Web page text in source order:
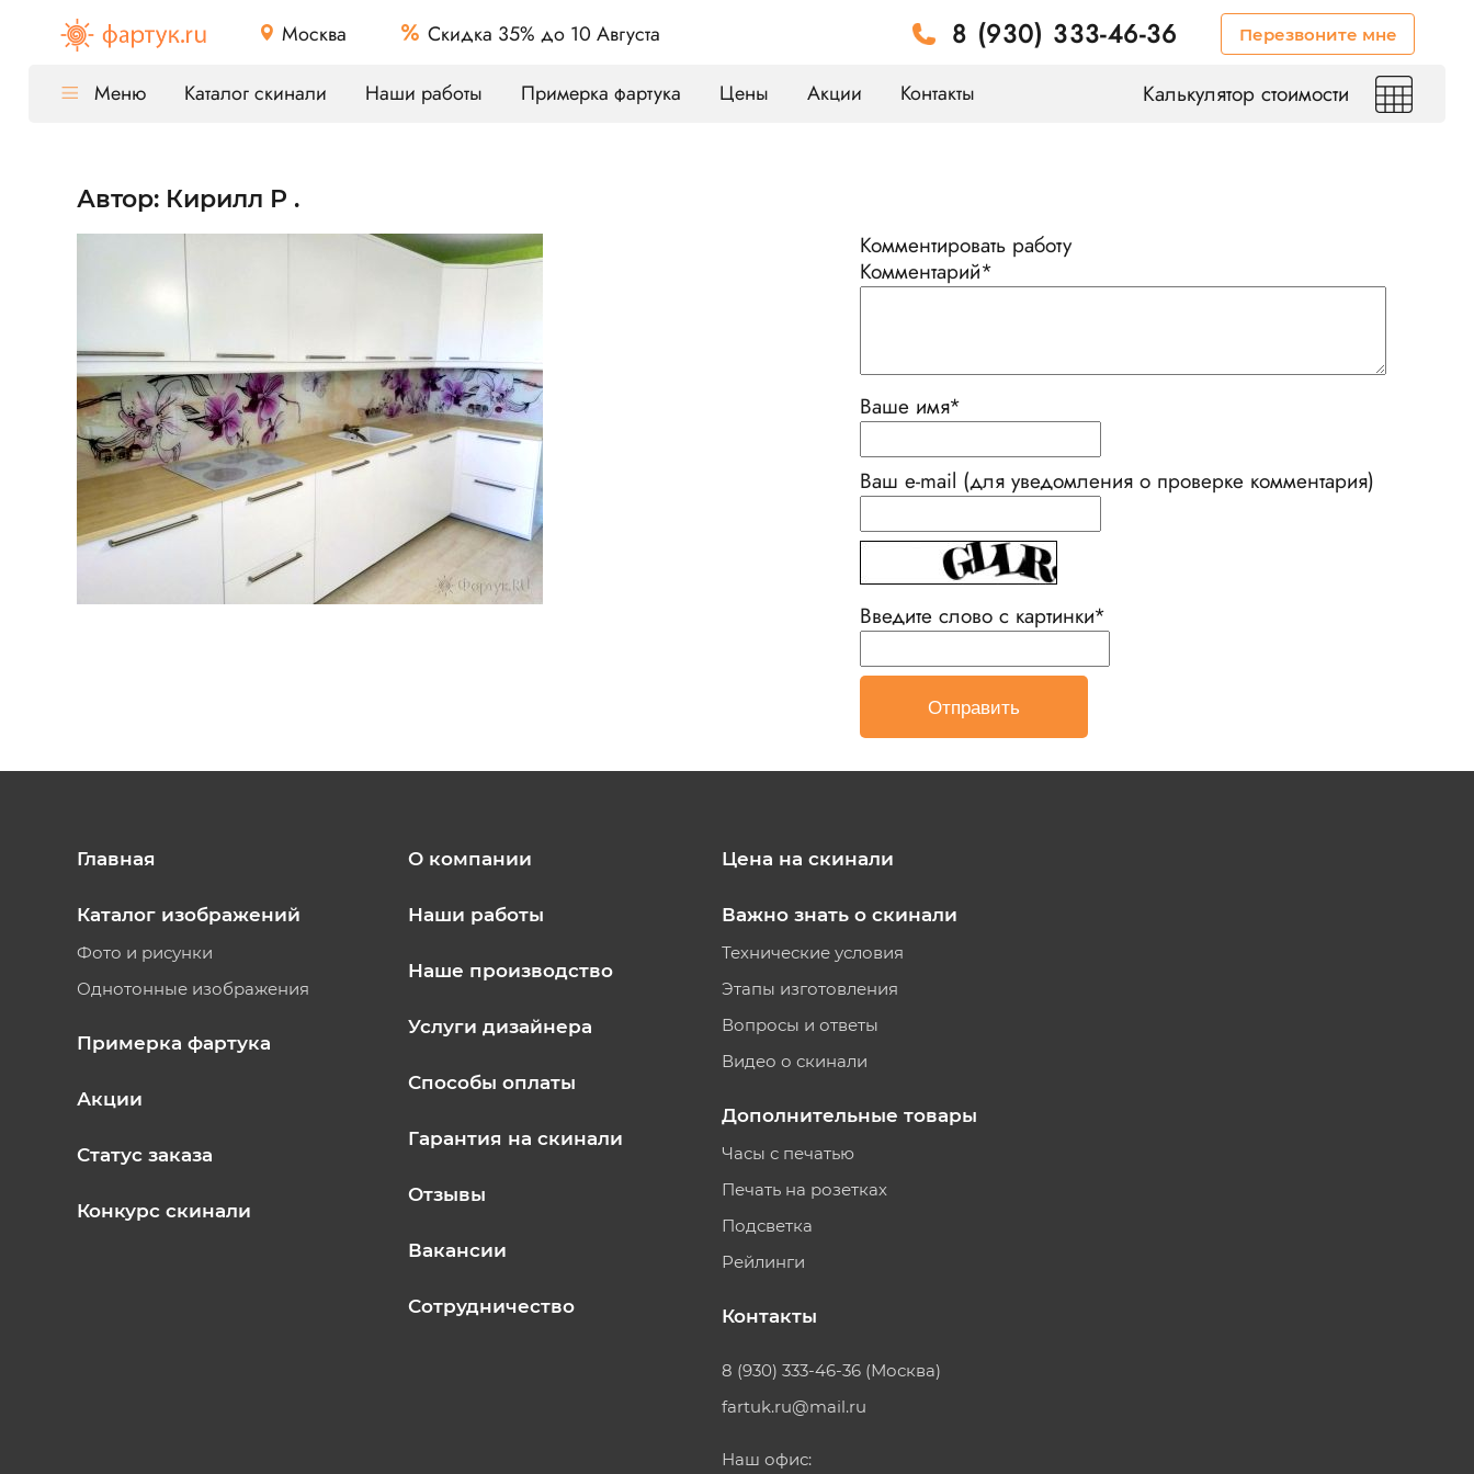
Москва Скидка 35% до 10 Августа 8 (930) 333-46-36 Перезвоните мне
Меню Каталог скинали Наши работы Примерка фартука Цены Акции Контакты Калькулятор стоимости
Автор: Кирилл Р .
Комментировать работу
Комментарий*
Ваше имя*
Ваш e-mail (для уведомления о проверке комментария)
Введите слово с картинки*
Главная
Каталог изображений
Фото и рисунки
Однотонные изображения
Примерка фартука
Акции
Статус заказа
Конкурс скинали
О компании
Наши работы
Наше производство
Услуги дизайнера
Способы оплаты
Гарантия на скинали
Отзывы
Вакансии
Сотрудничество
Цена на скинали
Важно знать о скинали
Технические условия
Этапы изготовления
Вопросы и ответы
Видео о скинали
Дополнительные товары
Часы с печатью
Печать на розетках
Подсветка
Рейлинги
Контакты
8 (930) 333-46-36 (Москва)
fartuk.ru@mail.ru
Наш офис: